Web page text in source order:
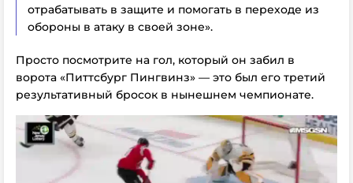
отрабатывать в защите и помогать в переходе из
обороны в атаку в своей зоне».
Просто посмотрите на гол, который он забил в
ворота «Питтсбург Пингвинз» — это был его третий
результативный бросок в нынешнем чемпионате.